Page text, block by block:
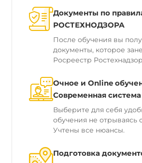
Документы по
РОСТЕХНОДЗОРА
После обучения вы
документы, которое
Росреестр
Очное и Online
Современная система
Выберите для себя
обучения не отрываясь
Учтены все нюансы.
Подготовка